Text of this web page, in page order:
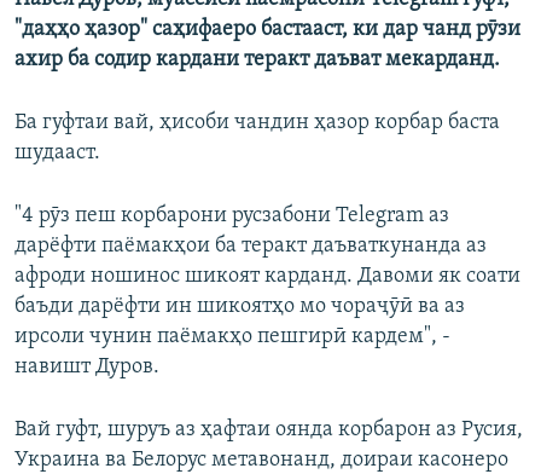
"даҳҳо ҳазор" саҳифаеро бастааст, ки дар чанд рӯзи
ахир ба содир кардани теракт даъват мекарданд.
Ба гуфтаи вай, ҳисоби чандин ҳазор корбар баста
шудааст.
"4 рӯз пеш корбарони русзабони Telegram аз
дарёфти паёмакҳои ба теракт даъваткунанда аз
афроди ношинос шикоят карданд. Давоми як соати
баъди дарёфти ин шикоятҳо мо чораҷӯӣ ва аз
ирсоли чунин паёмакҳо пешгирӣ кардем", -
навишт Дуров.
Вай гуфт, шуруъ аз ҳафтаи оянда корбарон аз Русия,
Украина ва Белорус метавонанд, доираи касонеро